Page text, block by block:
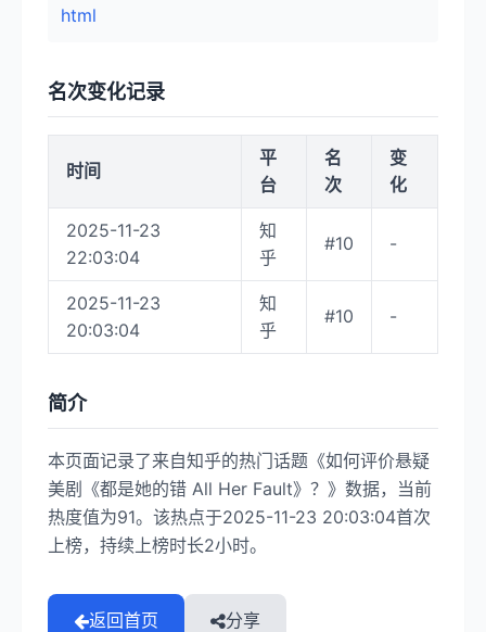
html
名次变化记录
时间
平
台
名
次
变
化
2025-11-23
22:03:04
知
乎
#10 -
2025-11-23
20:03:04
知
乎
#10 -
简介
本页面记录了来自知乎的热门话题《如何评价悬疑
美剧《都是她的错 All Her Fault》？》数据，当前
热度值为91。该热点于2025-11-23 20:03:04首次
上榜，持续上榜时长2小时。
返回首页 分享